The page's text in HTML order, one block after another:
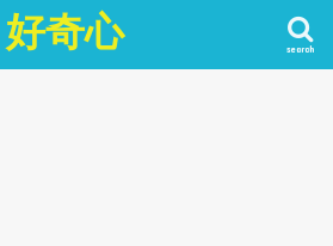
好奇心 search